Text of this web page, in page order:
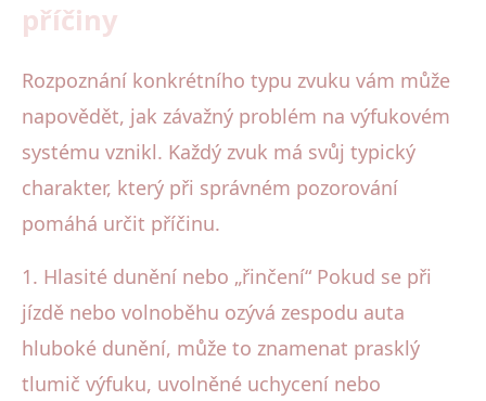
příčiny
Rozpoznání konkrétního typu zvuku vám může
napovědět, jak závažný problém na výfukovém
systému vznikl. Každý zvuk má svůj typický
charakter, který při správném pozorování
pomáhá určit příčinu.
1. Hlasité dunění nebo „řinčení“ Pokud se při
jízdě nebo volnoběhu ozývá zespodu auta
hluboké dunění, může to znamenat prasklý
tlumič výfuku, uvolněné uchycení nebo